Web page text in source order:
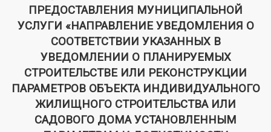
ПРЕДОСТАВЛЕНИЯ МУНИЦИПАЛЬНОЙ
УСЛУГИ «НАПРАВЛЕНИЕ УВЕДОМЛЕНИЯ О
СООТВЕТСТВИИ УКАЗАННЫХ В
УВЕДОМЛЕНИИ О ПЛАНИРУЕМЫХ
СТРОИТЕЛЬСТВЕ ИЛИ РЕКОНСТРУКЦИИ
ПАРАМЕТРОВ ОБЪЕКТА ИНДИВИДУАЛЬНОГО
ЖИЛИЩНОГО СТРОИТЕЛЬСТВА ИЛИ
САДОВОГО ДОМА УСТАНОВЛЕННЫМ